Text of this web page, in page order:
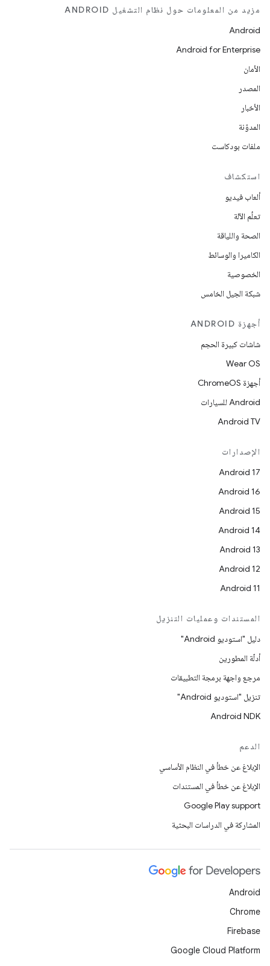
مزيد من المعلومات حول نظام التشغيل ANDROID
Android
Android for Enterprise
الأمان
المصدر
الأخبار
المدوّنة
ملفات بودكاست
استكشاف
ألعاب فيديو
تعلُم الآلة
الصحة واللياقة
الكاميرا والوسائط
الخصوصية
شبكة الجيل الخامس
أجهزة ANDROID
شاشات كبيرة الحجم
Wear OS
أجهزة ChromeOS
Android للسيارات
Android TV
الإصدارات
Android 17
Android 16
Android 15
Android 14
Android 13
Android 12
Android 11
المستندات وعمليات التنزيل
دليل "استوديو Android"
أدلّة المطورين
مرجع واجهة برمجة التطبيقات
تنزيل "استوديو Android"
Android NDK
الدعم
الإبلاغ عن خطأ في النظام الأساسي
الإبلاغ عن خطأ في المستندات
Google Play support
المشاركة في الدراسات البحثية
Android
Chrome
Firebase
Google Cloud Platform